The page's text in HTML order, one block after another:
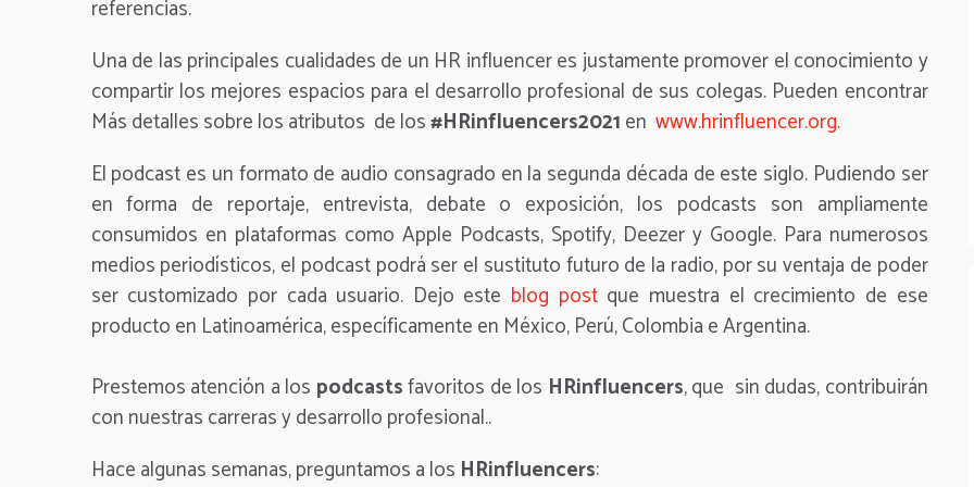
referencias.
Una de las principales cualidades de un HR influencer es justamente promover el conocimiento y
compartir los mejores espacios para el desarrollo profesional de sus colegas. Pueden encontrar
Más detalles sobre los atributos de los#HRinfluencers2021en www.hrinfluencer.org.
El podcast es un formato de audio consagrado en la segunda década de este siglo. Pudiendo ser
en forma de reportaje, entrevista, debate o exposición, los podcasts son ampliamente
consumidos en plataformas como Apple Podcasts, Spotify, Deezer y Google. Para numerosos
medios periodísticos, el podcast podrá ser el sustituto futuro de la radio, por su ventaja de poder
ser customizado por cada usuario. Dejo este blog postque muestra el crecimiento de ese
producto en Latinoamérica, específicamente en México, Perú, Colombia e Argentina.
Prestemos atención a los podcastsfavoritos de los HRinfluencers, que sin dudas, contribuirán
con nuestras carreras y desarrollo profesional..
Hace algunas semanas, preguntamos a los HRinfluencers: